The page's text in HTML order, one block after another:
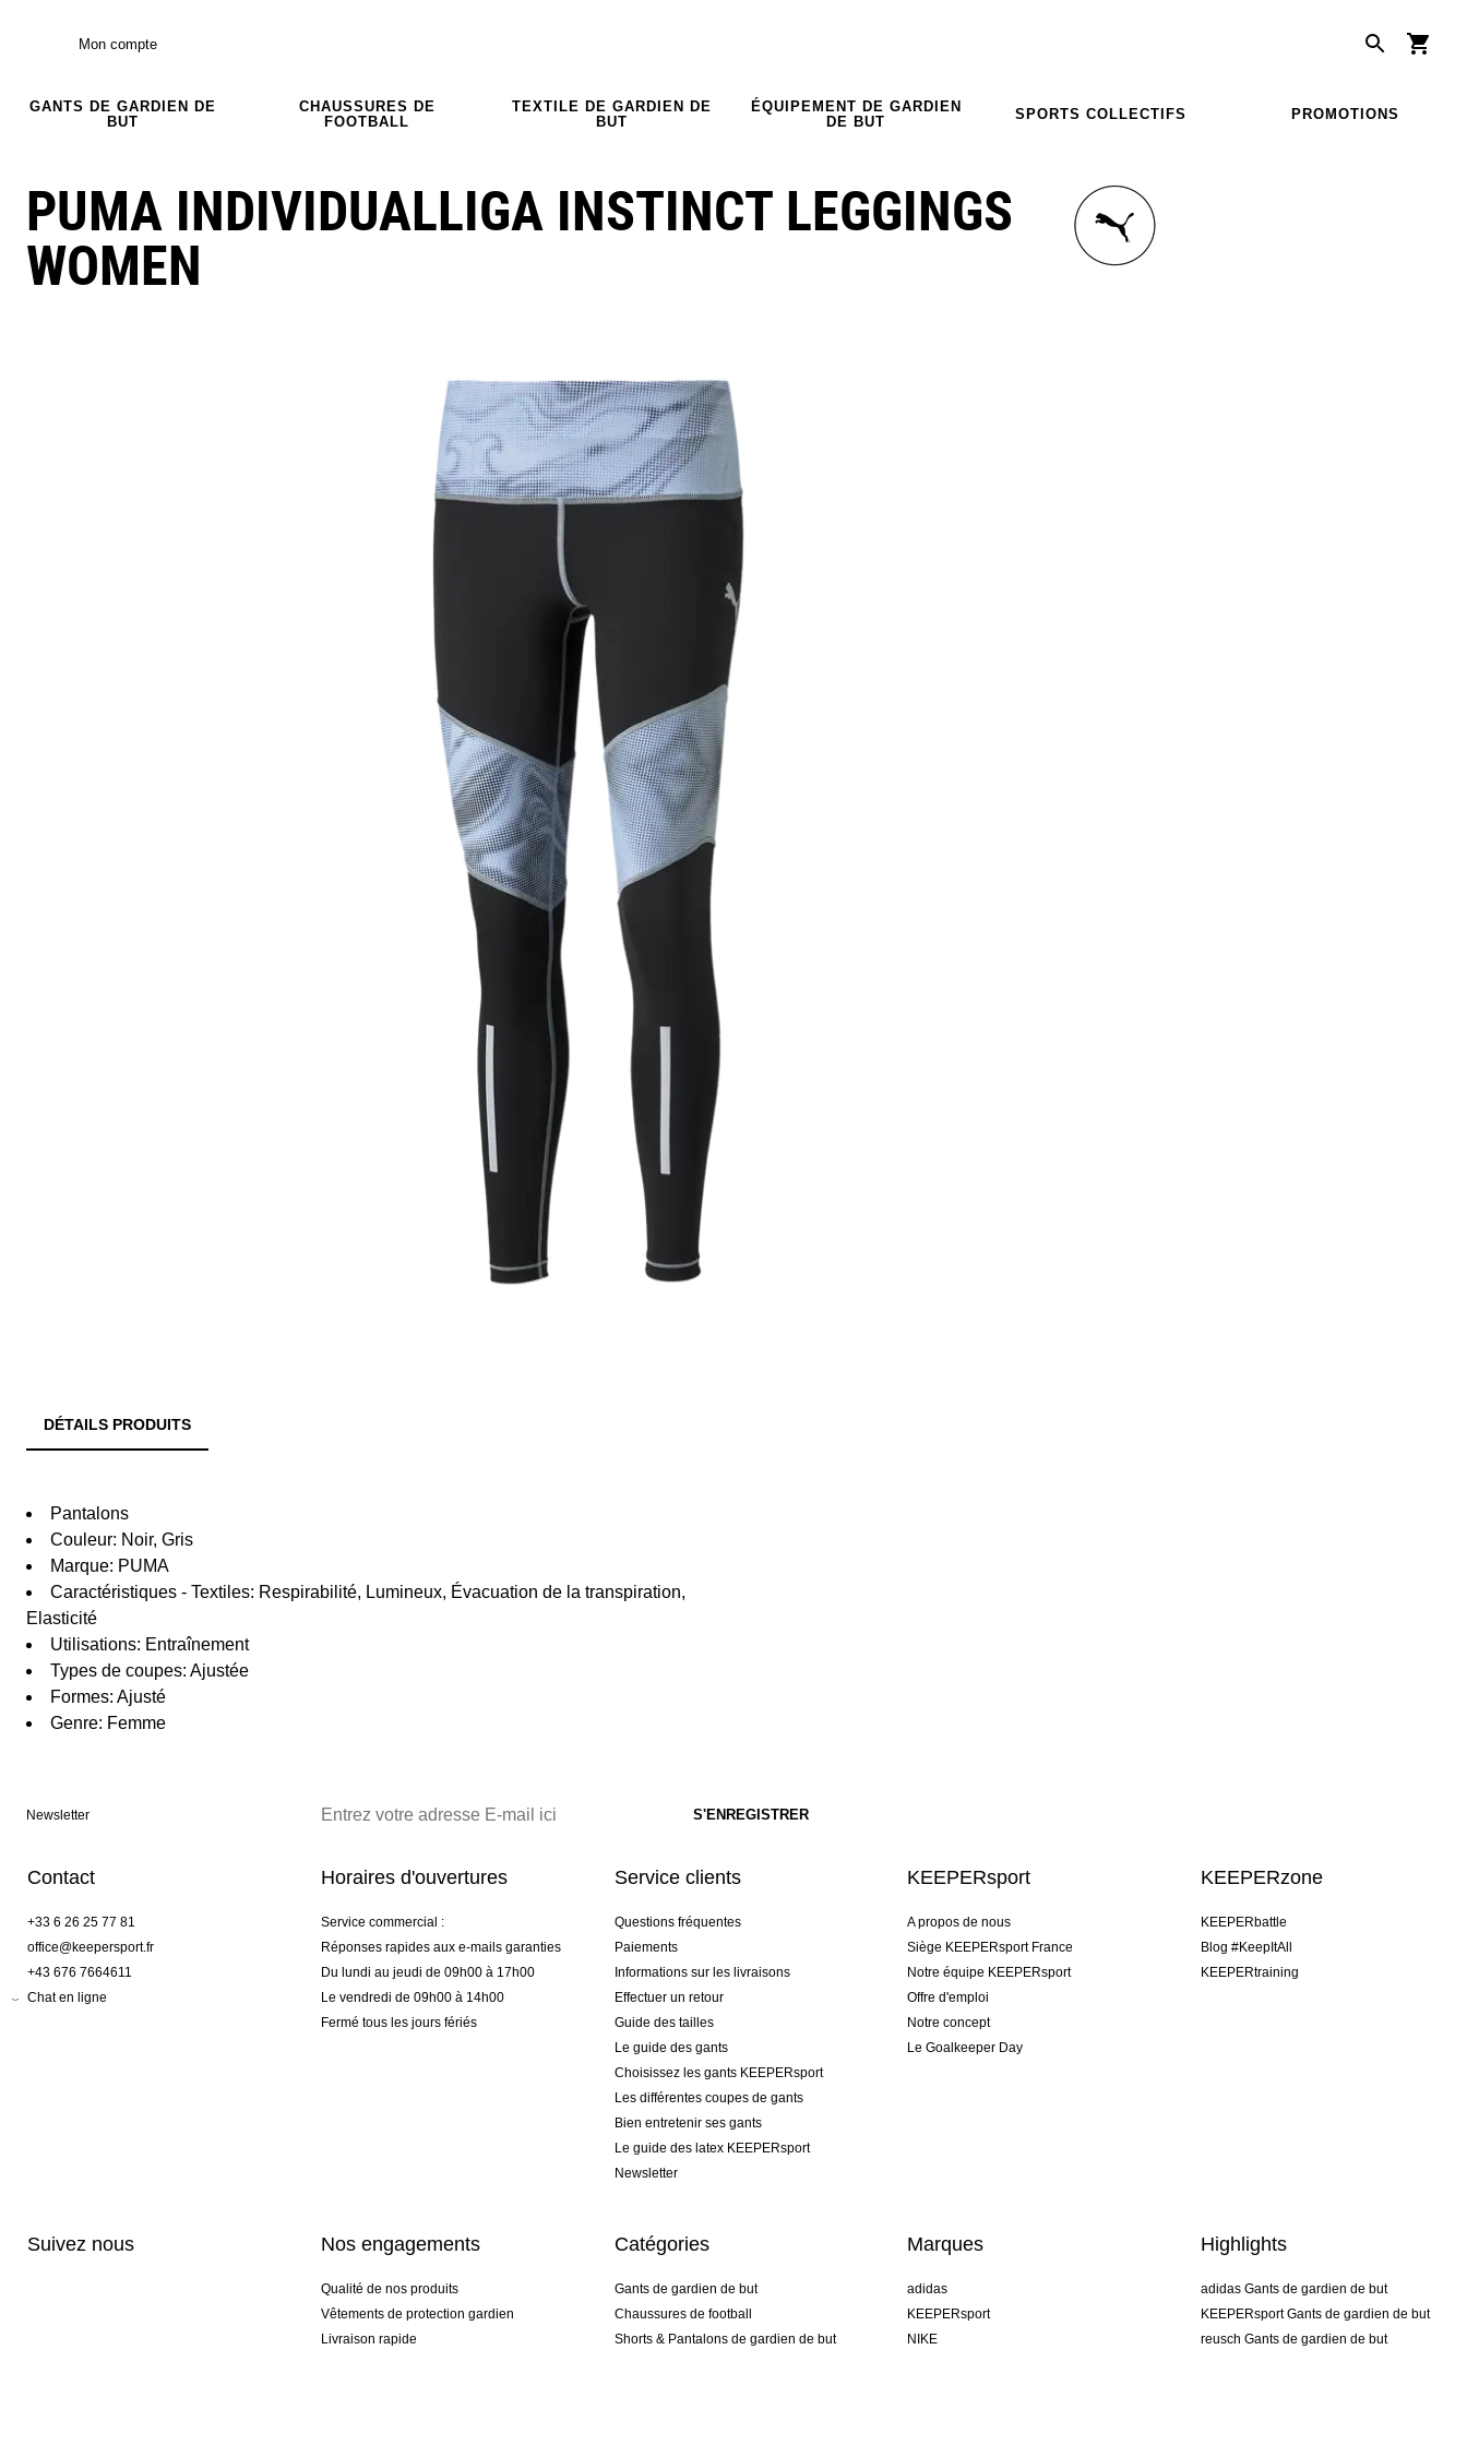
Mon compte
GANTS DE GARDIEN DE
BUT
CHAUSSURES DE
FOOTBALL
TEXTILE DE GARDIEN DE
BUT
ÉQUIPEMENT DE GARDIEN
DE BUT
SPORTS COLLECTIFS PROMOTIONS
PUMA INDIVIDUALLIGA INSTINCT LEGGINGS
WOMEN
DÉTAILS PRODUITS
Pantalons
Couleur: Noir, Gris
Marque: PUMA
Caractéristiques - Textiles: Respirabilité, Lumineux, Évacuation de la transpiration,
Elasticité
Utilisations: Entraînement
Types de coupes: Ajustée
Formes: Ajusté
Genre: Femme
Newsletter
Contact
+33 6 26 25 77 81
office@keepersport.fr
+43 676 7664611
Chat en ligne
Horaires d'ouvertures
Service commercial :
Réponses rapides aux e-mails garanties
Du lundi au jeudi de 09h00 à 17h00
Le vendredi de 09h00 à 14h00
Fermé tous les jours fériés
Service clients
Questions fréquentes
Paiements
Informations sur les livraisons
Effectuer un retour
Guide des tailles
Le guide des gants
Choisissez les gants KEEPERsport
Les différentes coupes de gants
Bien entretenir ses gants
Le guide des latex KEEPERsport
Newsletter
KEEPERsport
A propos de nous
Siège KEEPERsport France
Notre équipe KEEPERsport
Offre d'emploi
Notre concept
Le Goalkeeper Day
KEEPERzone
KEEPERbattle
Blog #KeepItAll
KEEPERtraining
Suivez nous Nos engagements
Qualité de nos produits
Vêtements de protection gardien
Livraison rapide
Catégories
Gants de gardien de but
Chaussures de football
Shorts & Pantalons de gardien de but
Marques
adidas
KEEPERsport
NIKE
Highlights
adidas Gants de gardien de but
KEEPERsport Gants de gardien de but
reusch Gants de gardien de but